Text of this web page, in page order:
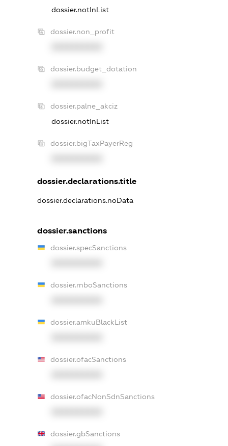
dossier.notInList
dossier.non_profit
dossier.budget_dotation
dossier.palne_akciz
dossier.notInList
dossier.bigTaxPayerReg
dossier.declarations.title
dossier.declarations.noData
dossier.sanctions
dossier.specSanctions
dossier.rnboSanctions
dossier.amkuBlackList
dossier.ofacSanctions
dossier.ofacNonSdnSanctions
dossier.gbSanctions